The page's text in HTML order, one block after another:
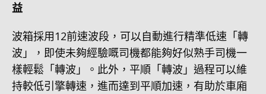
益
波箱採用12前速波段，可以自動進行精準低速「轉
波」，即使未夠經驗嘅司機都能夠好似熟手司機一
樣輕鬆「轉波」。此外，平順「轉波」過程可以維
持較低引擎轉速，進而達到平順加速，有助於車廂